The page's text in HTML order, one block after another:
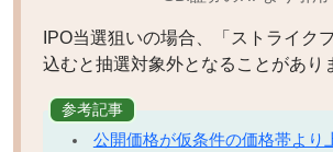
IPO当選狙いの場合、「ストライク
込むと抽選対象外となることがあり
参考記事
公開価格が仮条件の価格帯より